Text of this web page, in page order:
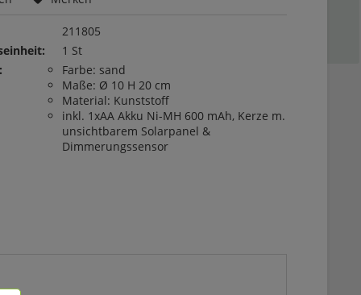
211805
1 St
Farbe: sand
Maße: Ø 10 H 20 cm
Material: Kunststoff
inkl. 1xAA Akku Ni-MH 600 mAh, Kerze m.
unsichtbarem Solarpanel &
Dimmerungssensor